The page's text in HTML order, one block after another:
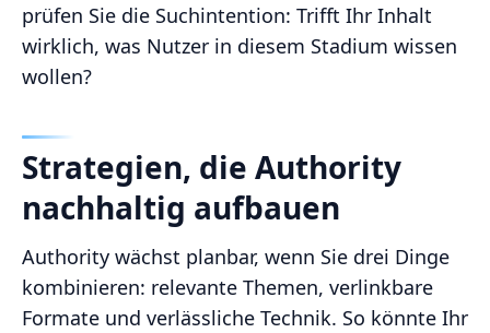
prüfen Sie die Suchintention: Trifft Ihr Inhalt
wirklich, was Nutzer in diesem Stadium wissen
wollen?
Strategien, die Authority
nachhaltig aufbauen
Authority wächst planbar, wenn Sie drei Dinge
kombinieren: relevante Themen, verlinkbare
Formate und verlässliche Technik. So könnte Ihr